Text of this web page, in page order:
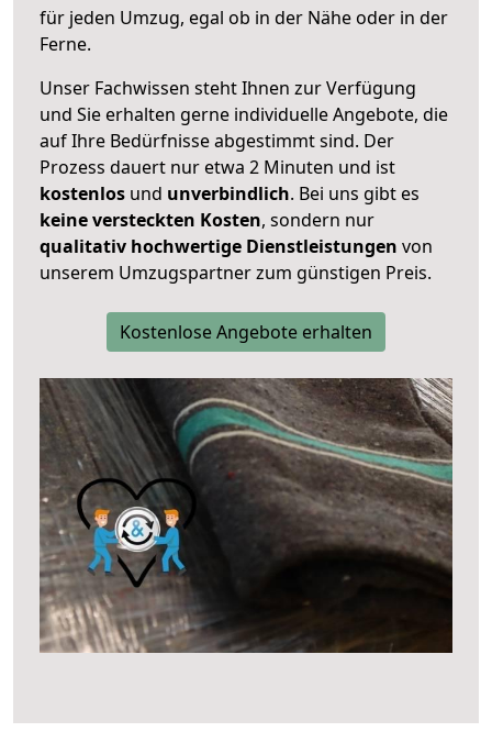
für jeden Umzug, egal ob in der Nähe oder in der
Ferne.
Unser Fachwissen steht Ihnen zur Verfügung
und Sie erhalten gerne individuelle Angebote, die
auf Ihre Bedürfnisse abgestimmt sind. Der
Prozess dauert nur etwa 2 Minuten und ist
kostenlos und unverbindlich. Bei uns gibt es
keine versteckten Kosten, sondern nur
qualitativ hochwertige Dienstleistungen von
unserem Umzugspartner zum günstigen Preis.
Kostenlose Angebote erhalten